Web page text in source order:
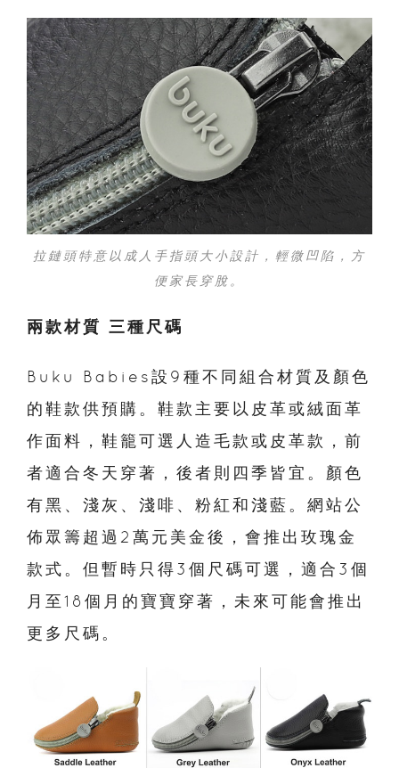
拉鏈頭特意以成人手指頭大小設計，輕微凹陷，方
便家長穿脫。
兩款材質 三種尺碼
Buku Babies設9種不同組合材質及顏色
的鞋款供預購。 鞋款主要以皮革或絨面革
作面料，鞋籠可選人造毛款或皮革款，前
者適合冬天穿著，後者則四季皆宜。 顏色
有黑、淺灰、淺啡、粉紅和淺藍。網站公
佈眾籌超過2萬元美金後，會推出玫瑰金
款式。但暫時只得3個尺碼可選，適合3個
月至18個月的寶寶穿著，未來可能會推出
更多尺碼。